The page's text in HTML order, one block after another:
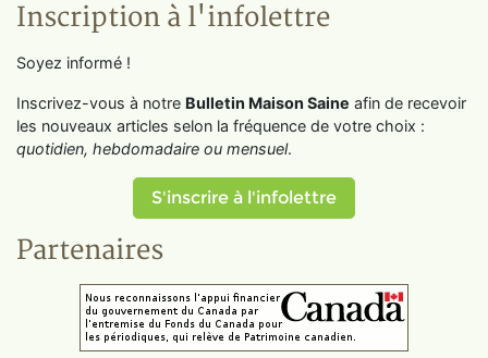
Inscription à l'infolettre
Soyez informé !
Inscrivez-vous à notre Bulletin Maison Saine afin de recevoir
les nouveaux articles selon la fréquence de votre choix :
quotidien, hebdomadaire ou mensuel.
S'inscrire à l'infolettre
Partenaires